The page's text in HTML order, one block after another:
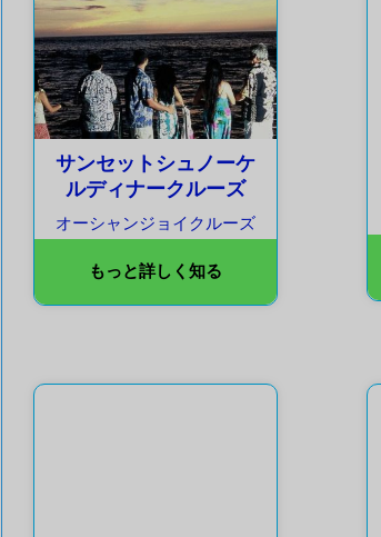
サンセットシュノーケ
ルディナークルーズ
オーシャンジョイクルーズ
もっと詳しく知る